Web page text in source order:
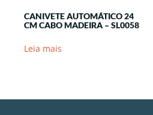
CANIVETE AUTOMÁTICO 24
CM CABO MADEIRA – SL0058
Leia mais